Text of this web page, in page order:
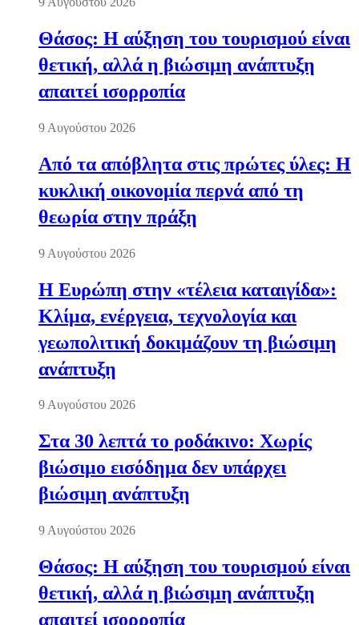
Θάσος: Η αύξηση του τουρισμού είναι
θετική, αλλά η βιώσιμη ανάπτυξη
απαιτεί ισορροπία
9 Αυγούστου 2026
Από τα απόβλητα στις πρώτες ύλες: Η
κυκλική οικονομία περνά από τη
θεωρία στην πράξη
9 Αυγούστου 2026
Η Ευρώπη στην «τέλεια καταιγίδα»:
Κλίμα, ενέργεια, τεχνολογία και
γεωπολιτική δοκιμάζουν τη βιώσιμη
ανάπτυξη
9 Αυγούστου 2026
Στα 30 λεπτά το ροδάκινο: Χωρίς
βιώσιμο εισόδημα δεν υπάρχει
βιώσιμη ανάπτυξη
9 Αυγούστου 2026
Θάσος: Η αύξηση του τουρισμού είναι
θετική, αλλά η βιώσιμη ανάπτυξη
απαιτεί ισορροπία